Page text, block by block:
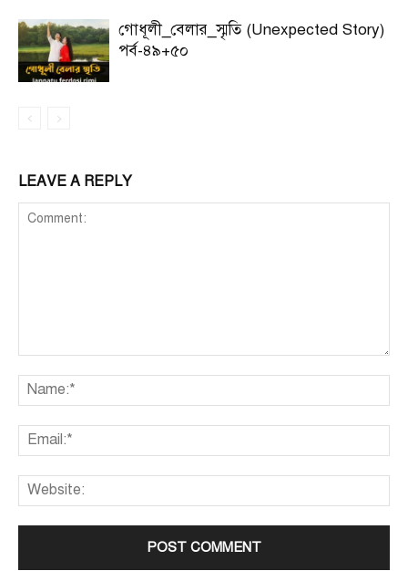
গোধূলী_বেলার_স্মৃতি (Unexpected Story)
পর্ব-৪৯+৫০
LEAVE A REPLY